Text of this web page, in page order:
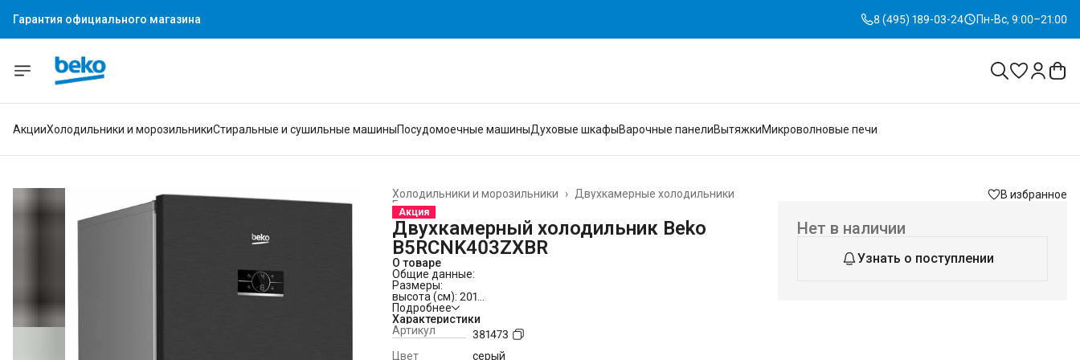
Гарантия официального магазина 8 (495) 189-03-24 Пн-Вс, 9:00–21:00
АкцииХолодильники и морозильникиСтиральные и сушильные машиныПосудомоечные машиныДуховые шкафыВарочные панелиВытяжкиМикроволновые печи
Двухкамерные холодильники
Холодильники и морозильники
›
Главная
Акция
Двухкамерный холодильник Beko
B5RCNK403ZXBR
О товаре
Общие данные:
Размеры:
высота (см): 201
ширина (см): 59,5
глубина (см): 65
Общий объем/ Полезный объем:
Холодильника (л): 403/357
Холодильной камеры (вкл. зону свежести) (л): -/257
Подробнее
Характеристики
Артикул
381473
Цвет
серый
В избранное
Нет в наличии
Узнать о поступлении